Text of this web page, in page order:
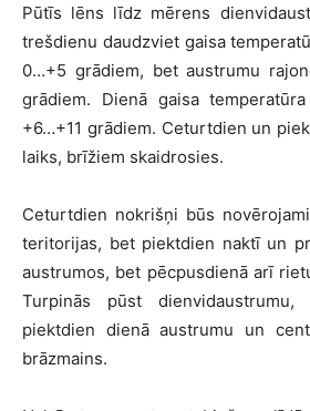
Pūtīs lēns līdz mērens
trešdienu daudzviet gaisa
0…+5 grādiem, bet austrumu
grādiem. Dienā gaisa
+6…+11 grādiem. Ceturtdien un
laiks, brīžiem skaidrosies.
Ceturtdien nokrišņi būs
teritorijas, bet piektdien naktī un
austrumos, bet pēcpusdienā arī
Turpinās pūst
piektdien dienā austrumu un
brāzmains.